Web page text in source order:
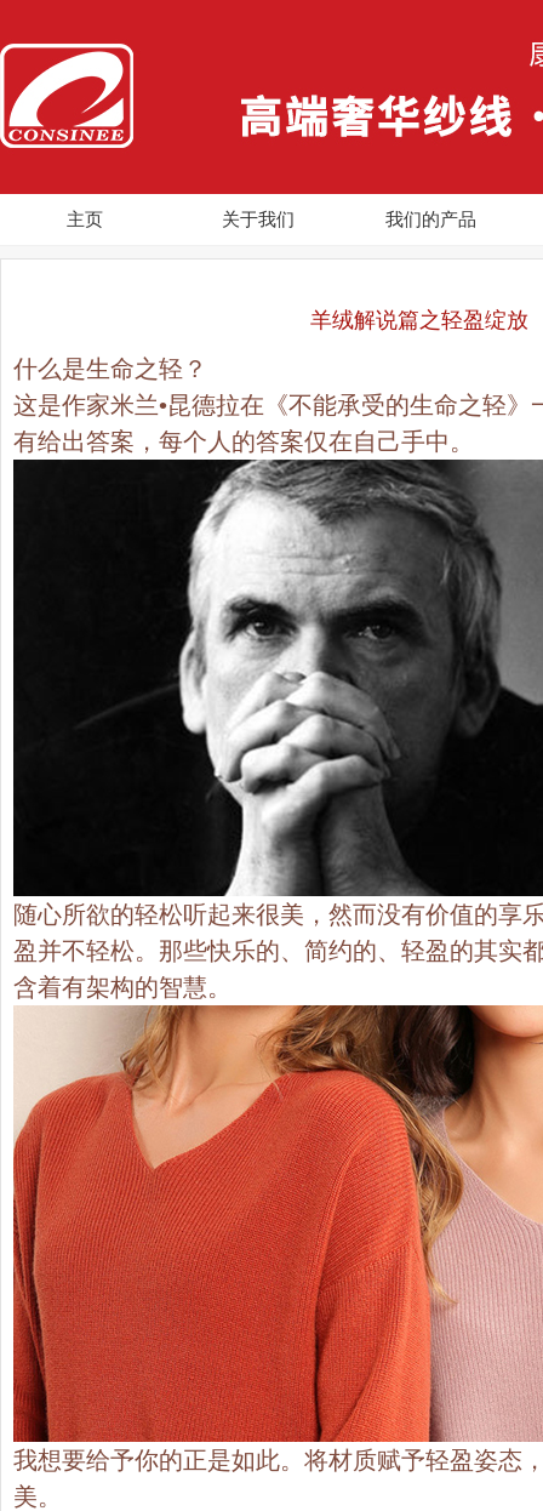
主页 关于我们 我们的产品
羊绒解说篇之轻盈绽放
什么是生命之轻？
这是作家米兰•昆德拉在《不能承受的生命之轻
有给出答案，每个人的答案仅在自己手中。
随心所欲的轻松听起来很美，然而没有价值的享
盈并不轻松。那些快乐的、简约的、轻盈的其实
含着有架构的智慧。
我想要给予你的正是如此。将材质赋予轻盈姿态
美。